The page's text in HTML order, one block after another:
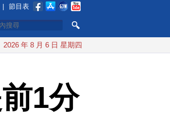
| 節目表
紅海戰火續升溫 也門胡塞武裝稱又襲擊沙特油
2026 年 8 月 6 日 星期四
1分